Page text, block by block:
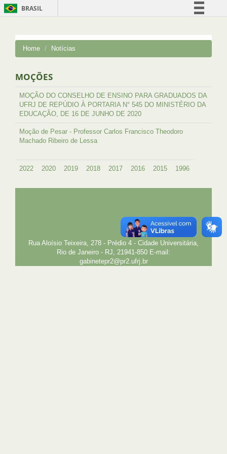
BRASIL
Comunica BR
Canais
Home Notícias
MOÇÕES
MOÇÃO DO CONSELHO DE ENSINO PARA GRADUADOS DA
UFRJ DE REPÚDIO À PORTARIA N° 545 DO MINISTÉRIO DA
EDUCAÇÃO, DE 16 DE JUNHO DE 2020
Moção de Pesar - Professor Carlos Francisco Theodoro
Machado Ribeiro de Lessa
2022 2020 2019 2018 2017 2016 2015 1996
GESTÃO E GOVERNANÇA
PREFEITURA
SIGA
SIBI
Rua Aloísio Teixeira, 278 - Prédio 4 - Cidade Universitária,
Rio de Janeiro - RJ, 21941-850 E-mail:
gabinetepr2@pr2.ufrj.br